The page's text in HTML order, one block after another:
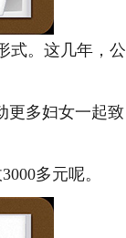
式。这几年，公
更多妇女一起致
多元呢。